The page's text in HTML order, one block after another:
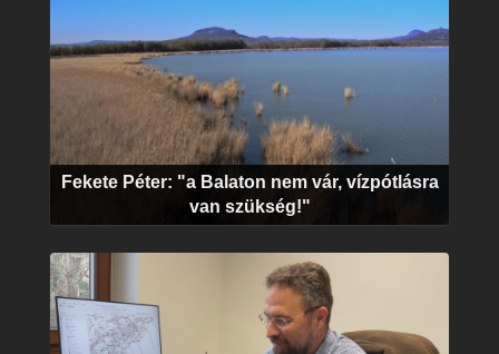
Fekete Péter: "a Balaton nem vár, vízpótlásra
van szükség!"